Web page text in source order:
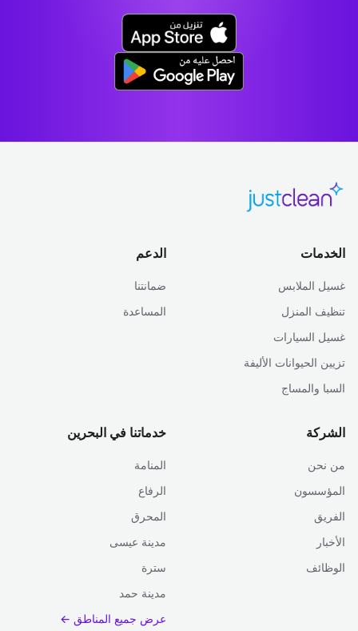
الخدمات
غسيل الملابس
تنظيف المنزل
غسيل السيارات
تزيين الحيوانات الأليفة
السبا والمساج
الدعم
ضمانتنا
المساعدة
الشركة
من نحن
المؤسسون
الفريق
الأخبار
الوظائف
خدماتنا في البحرين
المنامة
الرفاع
المحرق
مدينة عيسى
سترة
مدينة حمد
عرض جميع المناطق ←